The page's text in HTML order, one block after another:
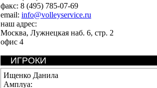
факс: 8 (495) 785-07-69
email: info@volleyservice.ru
наш адрес:
Москва, Лужнецкая наб. 6, стр. 2
офис 4
ИГРОКИ
Ищенко Данила
Амплуа: